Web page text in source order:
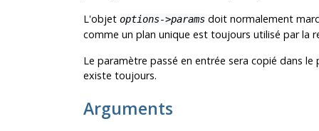
L'objet options->paramsdoit normalement
comme un plan unique est toujours utilisé par la
Le paramètre passé en entrée sera copié dans
existe toujours.
Arguments